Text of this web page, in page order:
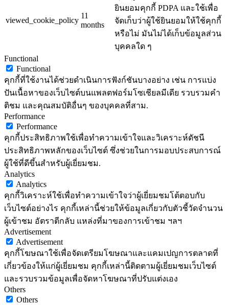
viewed_cookie_policy
11
months
ยินยอมคุกกี้ PDPA และใช้เพื่อ
จัดเก็บว่าผู้ใช้ยินยอมให้ใช้คุกกี้
หรือไม่ มันไม่ได้เก็บข้อมูลส่วน
บุคคลใด ๆ
Functional
Functional
คุกกี้ที่ใช้งานได้ช่วยดำเนินการฟังก์ชันบางอย่าง เช่น การแบ่ง
ปันเนื้อหาของเว็บไซต์บนแพลตฟอร์มโซเชียลมีเดีย รวบรวมคำ
ติชม และคุณสมบัติอื่นๆ ของบุคคลที่สาม.
Performance
Performance
คุกกี้ประสิทธิภาพใช้เพื่อทำความเข้าใจและวิเคราะห์ดัชนี
ประสิทธิภาพหลักของเว็บไซต์ ซึ่งช่วยในการมอบประสบการณ์
ผู้ใช้ที่ดีขึ้นสำหรับผู้เยี่ยมชม.
Analytics
Analytics
คุกกี้วิเคราะห์ใช้เพื่อทำความเข้าใจว่าผู้เยี่ยมชมโต้ตอบกับ
เว็บไซต์อย่างไร คุกกี้เหล่านี้ช่วยให้ข้อมูลเกี่ยวกับตัวชี้วัดจำนวน
ผู้เข้าชม อัตราตีกลับ แหล่งที่มาของการเข้าชม ฯลฯ
Advertisement
Advertisement
คุกกี้โฆษณาใช้เพื่อจัดเตรียมโฆษณาและแคมเปญการตลาดที่
เกี่ยวข้องให้แก่ผู้เยี่ยมชม คุกกี้เหล่านี้ติดตามผู้เยี่ยมชมเว็บไซต์
และรวบรวมข้อมูลเพื่อจัดหาโฆษณาที่ปรับแต่งเอง
Others
Others